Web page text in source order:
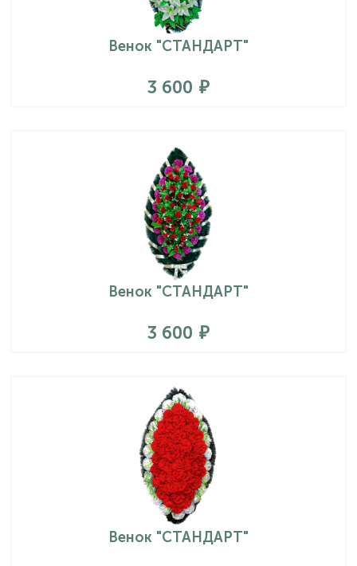
Венок "СТАНДАРТ"
3 600
Венок "СТАНДАРТ"
3 600
Венок "СТАНДАРТ"